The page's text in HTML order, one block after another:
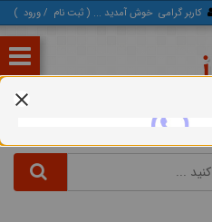
کاربر گرامی خوش آمدید ... ( ثبت‌ نام /ورود )